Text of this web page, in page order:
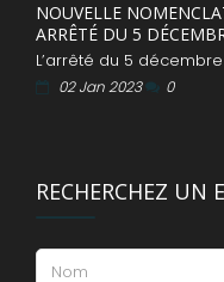
NOUVELLE
ARRÊTÉ DU 5
L’arrêté du 5 décembre
02 Jan 2023 0
RECHERCHEZ UN